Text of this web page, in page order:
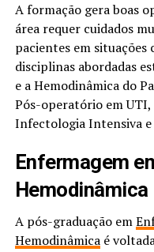
A formação gera boas
área requer cuidados
pacientes em situações
disciplinas abordadas
e a Hemodinâmica do
Pós-operatório em
Infectologia Intensiva e
Enfermagem
Hemodinâmica
A pós-graduação em
Hemodinâmicaé